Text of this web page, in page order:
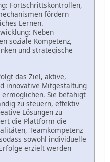
Fortschrittskontrollen,
fördern
Lernen.
Neben
soziale Kompetenz,
und strategische
das Ziel, aktive,
innovative Mitgestaltung
Sie befähigt
zu steuern, effektiv
Lösungen zu
die Plattform die
Teamkompetenz
sowohl individuelle
erzielt werden